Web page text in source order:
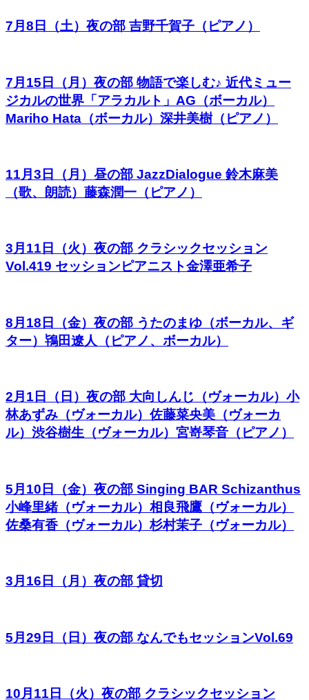
7月8日（土）夜の部 吉野千賀子（ピアノ）
7月15日（月）夜の部 物語で楽しむ♪ 近代ミュー
ジカルの世界「アラカルト」AG（ボーカル）
Mariho Hata（ボーカル）深井美樹（ピアノ）
11月3日（月）昼の部 JazzDialogue 鈴木麻美
（歌、朗読）藤森潤一（ピアノ）
3月11日（火）夜の部 クラシックセッション
Vol.419 セッションピアニスト金澤亜希子
8月18日（金）夜の部 うたのまゆ（ボーカル、ギ
ター）鴇田遼人（ピアノ、ボーカル）
2月1日（日）夜の部 大向しんじ（ヴォーカル）小
林あずみ（ヴォーカル）佐藤菜央美（ヴォーカ
ル）渋谷樹生（ヴォーカル）宮嵜琴音（ピアノ）
5月10日（金）夜の部 Singing BAR Schizanthus
小峰里緒（ヴォーカル）相良飛鷹（ヴォーカル）
佐桑有香（ヴォーカル）杉村茉子（ヴォーカル）
3月16日（月）夜の部 貸切
5月29日（日）夜の部 なんでもセッションVol.69
10月11日（火）夜の部 クラシックセッション